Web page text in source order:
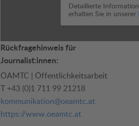
Detaillierte
erhalten Sie in unserer
Rückfragehinweis für
Journalist:innen:
ÖAMTC | Öffentlichkeitsarbeit
T +43 (0)1 711 99 21218
kommunikation@oeamtc.at
https://www.oeamtc.at